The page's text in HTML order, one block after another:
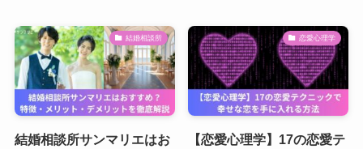
結婚相談所
結婚相談所サンマリエはお
恋愛心理学
【恋愛心理学】17の恋愛テ